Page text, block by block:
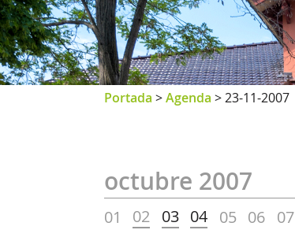
Portada >Agenda >23-11-2007
octubre 2007
01 02 03 04 05 06 07